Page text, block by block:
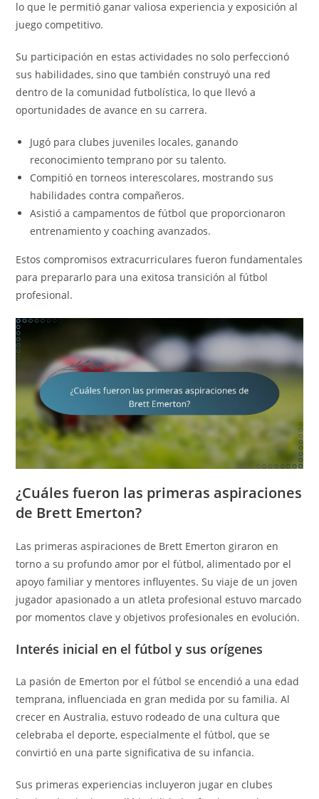
lo que le permitió ganar valiosa experiencia y exposición al
juego competitivo.
Su participación en estas actividades no solo perfeccionó
sus habilidades, sino que también construyó una red
dentro de la comunidad futbolística, lo que llevó a
oportunidades de avance en su carrera.
Jugó para clubes juveniles locales, ganando
reconocimiento temprano por su talento.
Compitió en torneos interescolares, mostrando sus
habilidades contra compañeros.
Asistió a campamentos de fútbol que proporcionaron
entrenamiento y coaching avanzados.
Estos compromisos extracurriculares fueron fundamentales
para prepararlo para una exitosa transición al fútbol
profesional.
¿Cuáles fueron las primeras aspiraciones
de Brett Emerton?
Las primeras aspiraciones de Brett Emerton giraron en
torno a su profundo amor por el fútbol, alimentado por el
apoyo familiar y mentores influyentes. Su viaje de un joven
jugador apasionado a un atleta profesional estuvo marcado
por momentos clave y objetivos profesionales en evolución.
Interés inicial en el fútbol y sus orígenes
La pasión de Emerton por el fútbol se encendió a una edad
temprana, influenciada en gran medida por su familia. Al
crecer en Australia, estuvo rodeado de una cultura que
celebraba el deporte, especialmente el fútbol, que se
convirtió en una parte significativa de su infancia.
Sus primeras experiencias incluyeron jugar en clubes